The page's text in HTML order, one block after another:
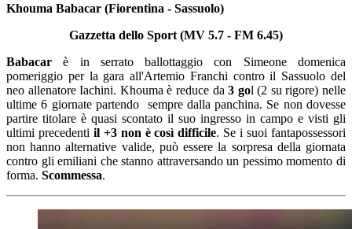
Khouma Babacar (Fiorentina - Sassuolo)
Gazzetta dello Sport (MV 5.7 - FM 6.45)
Babacar è in serrato ballottaggio con Simeone domenica
pomeriggio per la gara all'Artemio Franchi contro il Sassuolo del
neo allenatore Iachini. Khouma è reduce da 3 gol (2 su rigore) nelle
ultime 6 giornate partendo sempre dalla panchina. Se non dovesse
partire titolare è quasi scontato il suo ingresso in campo e visti gli
ultimi precedenti il +3 non è così difficile. Se i suoi fantapossessori
non hanno alternative valide, può essere la sorpresa della giornata
contro gli emiliani che stanno attraversando un pessimo momento di
forma. Scommessa.